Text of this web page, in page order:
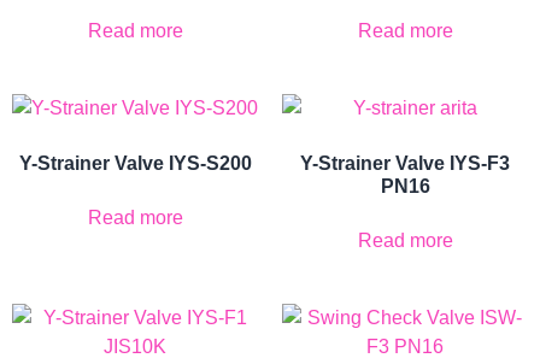
Read more Read more
Y-Strainer Valve IYS-S200
Read more
Y-Strainer Valve IYS-F3
PN16
Read more